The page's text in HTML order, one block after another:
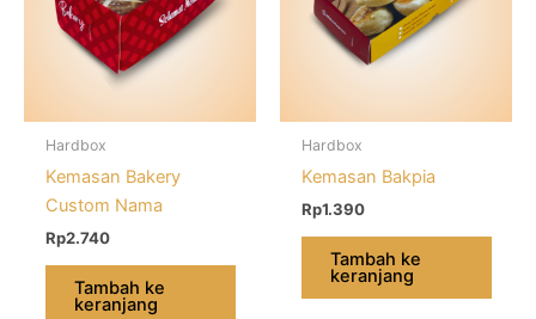
Hardbox
Kemasan Bakery
Custom Nama
Rp2.740
Tambah ke
keranjang
Hardbox
Kemasan Bakpia
Rp1.390
Tambah ke
keranjang